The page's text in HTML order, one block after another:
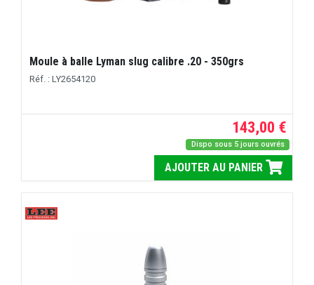
Moule à balle Lyman slug calibre .20 - 350grs
Réf. : LY2654120
143,00 €
Dispo sous 5 jours ouvrés
AJOUTER AU PANIER